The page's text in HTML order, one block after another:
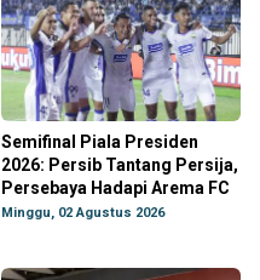
Semifinal Piala Presiden
2026: Persib Tantang Persija,
Persebaya Hadapi Arema FC
Minggu, 02 Agustus 2026